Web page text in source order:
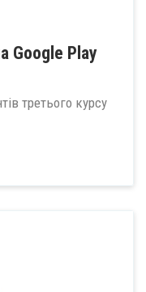
Google Play
третього курсу